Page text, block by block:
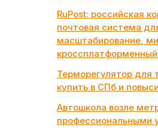
RuPost: российская
почтовая система
масштабирование,
Терморегулятор для
купить в СПб и
Автошкола возле
профессиональными